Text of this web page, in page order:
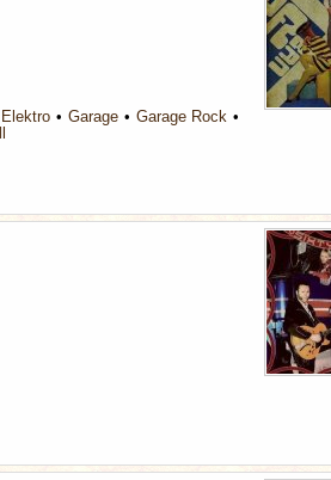
Elektro Garage
Garage Rock